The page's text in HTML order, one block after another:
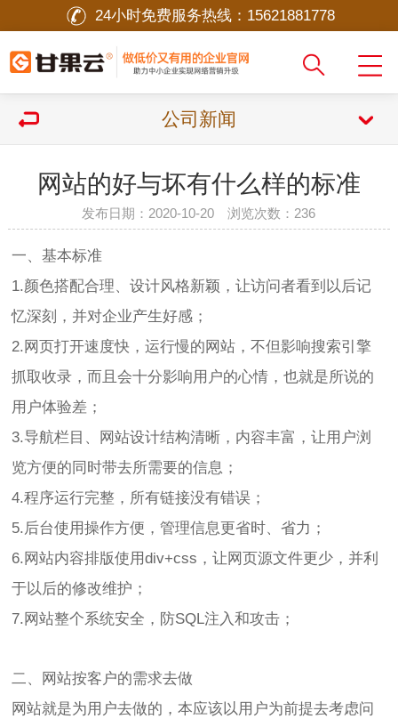
24小时免费服务热线： 15621881778
公司新闻
网站的好与坏有什么样的标准
发布日期：2020-10-20 浏览次数： 236
一、基本标准
1.颜色搭配合理、设计风格新颖，让访问者看到以后记
忆深刻，并对企业产生好感；
2.网页打开速度快，运行慢的网站，不但影响搜索引擎
抓取收录，而且会十分影响用户的心情，也就是所说的
用户体验差；
3.导航栏目、网站设计结构清晰，内容丰富，让用户浏
览方便的同时带去所需要的信息；
4.程序运行完整，所有链接没有错误；
5.后台使用操作方便，管理信息更省时、省力；
6.网站内容排版使用div+css，让网页源文件更少，并利
于以后的修改维护；
7.网站整个系统安全，防SQL注入和攻击；
二、网站按客户的需求去做
网站就是为用户去做的，本应该以用户为前提去考虑问